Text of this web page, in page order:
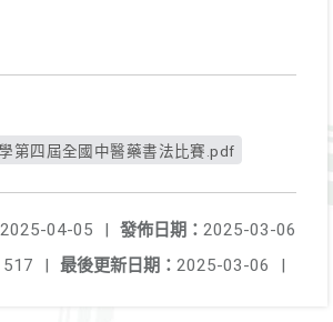
第四屆全國中醫藥書法比賽.pdf
發佈日期： 2025-03-06
2025-04-05
|
最後更新日期： 2025-03-06 |
517 |